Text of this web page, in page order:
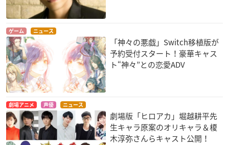
ゲーム ニュース
「神々の悪戯」Switch移植版が
予約受付スタート！豪華キャス
ト“神々”との恋愛ADV
劇場アニメ 声優 ニュース
劇場版「ヒロアカ」堀越耕平先
生キャラ原案のオリキャラ＆榎
木淳弥さんらキャスト公開！